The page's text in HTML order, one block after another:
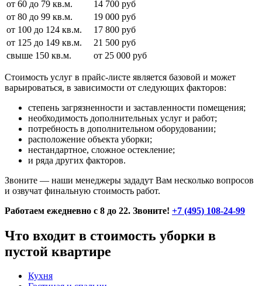
от 60 до 79 кв.м.
14 700 руб
от 80 до 99 кв.м.
19 000 руб
от 100 до 124 кв.м.
17 800 руб
от 125 до 149 кв.м.
21 500 руб
свыше 150 кв.м.
от 25 000 руб
Стоимость услуг в прайс-листе является базовой и может
варьироваться, в зависимости от следующих факторов:
степень загрязненности и заставленности помещения;
необходимость дополнительных услуг и работ;
потребность в дополнительном оборудовании;
расположение объекта уборки;
нестандартное, сложное остекление;
и ряда других факторов.
Звоните — наши менеджеры зададут Вам несколько вопросов
и озвучат финальную стоимость работ.
Работаем ежедневно с 8 до 22. Звоните! +7 (495) 108-24-99
Что входит в стоимость уборки в
пустой квартире
Кухня